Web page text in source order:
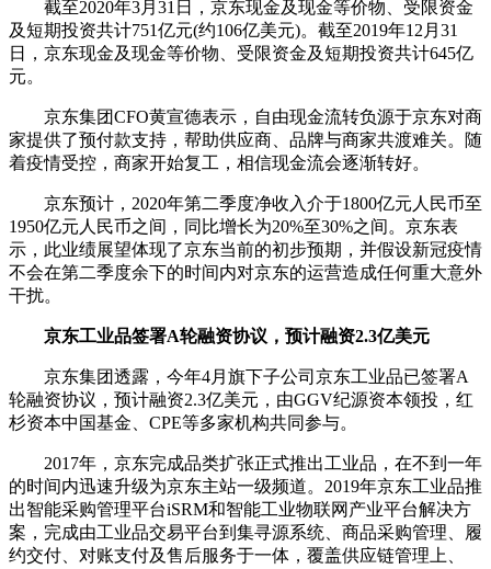
截至2020年3月31日，京东现金及现金等价物、受限资金
及短期投资共计751亿元(约106亿美元)。截至2019年12月31
日，京东现金及现金等价物、受限资金及短期投资共计645亿
元。
京东集团CFO黄宣德表示，自由现金流转负源于京东对商
家提供了预付款支持，帮助供应商、品牌与商家共渡难关。随
着疫情受控，商家开始复工，相信现金流会逐渐转好。
京东预计，2020年第二季度净收入介于1800亿元人民币至
1950亿元人民币之间，同比增长为20%至30%之间。京东表
示，此业绩展望体现了京东当前的初步预期，并假设新冠疫情
不会在第二季度余下的时间内对京东的运营造成任何重大意外
干扰。
京东工业品签署A轮融资协议，预计融资2.3亿美元
京东集团透露，今年4月旗下子公司京东工业品已签署A
轮融资协议，预计融资2.3亿美元，由GGV纪源资本领投，红
杉资本中国基金、CPE等多家机构共同参与。
2017年，京东完成品类扩张正式推出工业品，在不到一年
的时间内迅速升级为京东主站一级频道。2019年京东工业品推
出智能采购管理平台iSRM和智能工业物联网产业平台解决方
案，完成由工业品交易平台到集寻源系统、商品采购管理、履
约交付、对账支付及售后服务于一体，覆盖供应链管理上、